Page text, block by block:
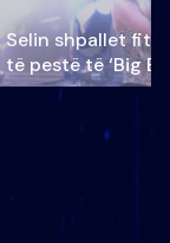
Selin shpallet
të pestë të ‘Big